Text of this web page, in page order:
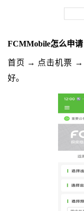
FCMMobile怎么申请
首页 → 点击机票 →
好。